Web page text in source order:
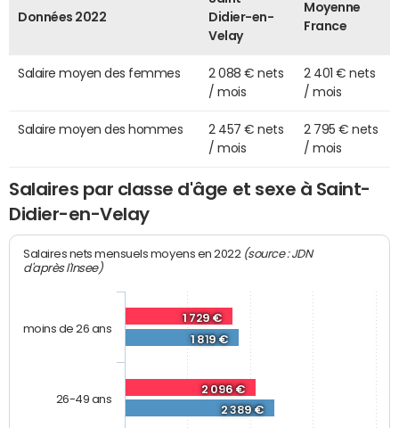
Données 2022
Didier-en-
Velay
Moyenne
France
Salaire moyen des femmes
2 088 € nets
/ mois
2 401 € nets
/ mois
Salaire moyen des hommes
2 457 € nets
/ mois
2 795 € nets
/ mois
Salaires par classe d'âge et sexe à Saint-
Didier-en-Velay
Salaires nets mensuels moyens en 2022 (source : JDN
d'après l'Insee)
1 729 €
2 096 €
1 819 €
2 389 €
moins de 26 ans
26-49 ans